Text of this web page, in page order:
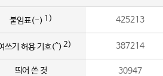
붙임표(-) 1) 425213
쓰기 허용 기호(^) 2) 387214
띄어 쓴 것 30947